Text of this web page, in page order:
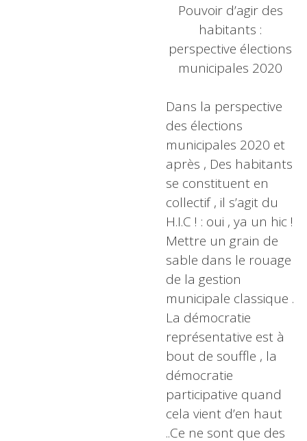
Pouvoir d’agir des
habitants :
perspective élections
municipales 2020
Dans la perspective
des élections
municipales 2020 et
après , Des habitants
se constituent en
collectif , il s’agit du
H.I.C ! : oui , ya un hic !
Mettre un grain de
sable dans le rouage
de la gestion
municipale classique .
La démocratie
représentative est à
bout de souffle , la
démocratie
participative quand
cela vient d’en haut
..Ce ne sont que des